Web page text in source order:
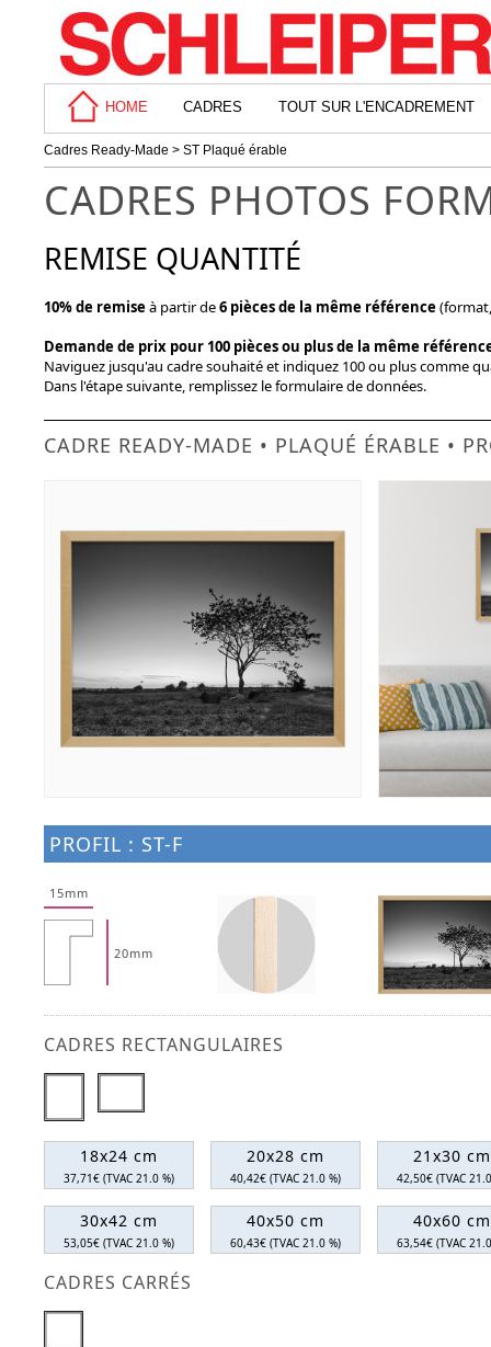
HOME CADRES TOUT SUR L'ENCADREMENT
Cadres Ready-Made > ST Plaqué érable
CADRES PHOTOS
REMISE QUANTITÉ
10% de remiseà partir de6 pièces de la même référence
Demande de prix pour 100 pièces ou plus de la même
Naviguez jusqu'au cadre souhaité et indiquez 100 ou plus comme
Dans l'étape suivante, remplissez le formulaire de données.
CADRE READY-MADE • PLAQUÉ ÉRABLE •
PROFIL : ST-F
15mm
20mm
CADRES RECTANGULAIRES
18x24 cm
37,71€ (TVAC 21.0 %)
20x28 cm
40,42€ (TVAC 21.0 %)
21x30 cm
42,50€ (TVAC
30x42 cm
53,05€ (TVAC 21.0 %)
40x50 cm
60,43€ (TVAC 21.0 %)
40x60 cm
63,54€ (TVAC
CADRES CARRÉS